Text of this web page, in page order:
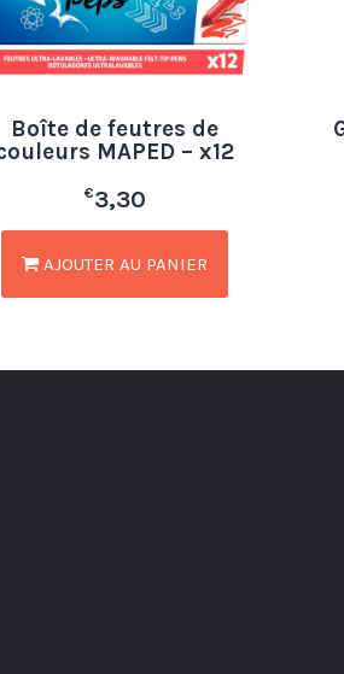
Boîte de feutres de
MAPED – x12
€3,30
AJOUTER AU PANIER